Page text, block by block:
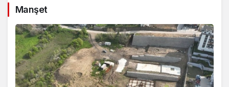
Manşet